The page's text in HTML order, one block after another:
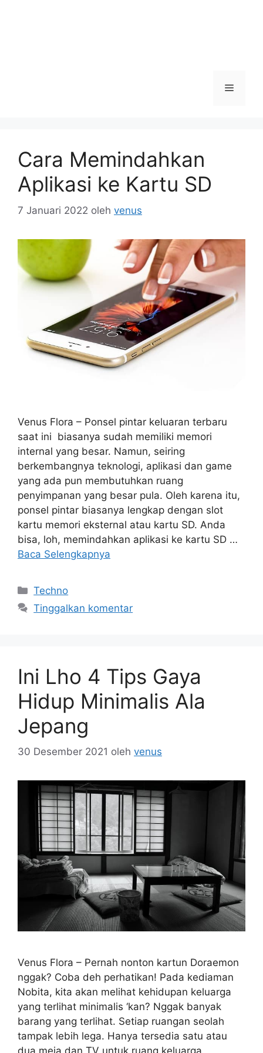
Menu
Cara Memindahkan
Aplikasi ke Kartu SD
7 Januari 2022 oleh venus
Venus Flora – Ponsel pintar keluaran terbaru
saat ini biasanya sudah memiliki memori
internal yang besar. Namun, seiring
berkembangnya teknologi, aplikasi dan game
yang ada pun membutuhkan ruang
penyimpanan yang besar pula. Oleh karena itu,
ponsel pintar biasanya lengkap dengan slot
kartu memori eksternal atau kartu SD. Anda
bisa, loh, memindahkan aplikasi ke kartu SD …
Baca Selengkapnya
Kategori
Techno
Tinggalkan komentar
Ini Lho 4 Tips Gaya
Hidup Minimalis Ala
Jepang
30 Desember 2021 oleh venus
Venus Flora – Pernah nonton kartun Doraemon
nggak? Coba deh perhatikan! Pada kediaman
Nobita, kita akan melihat kehidupan keluarga
yang terlihat minimalis ‘kan? Nggak banyak
barang yang terlihat. Setiap ruangan seolah
tampak lebih lega. Hanya tersedia satu atau